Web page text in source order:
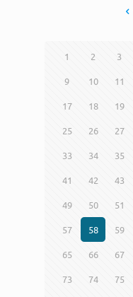
1 2 3
9 10 11
17 18 19
25 26 27
33 34 35
41 42 43
49 50 51
57 58 59
65 66 67
73 74 75